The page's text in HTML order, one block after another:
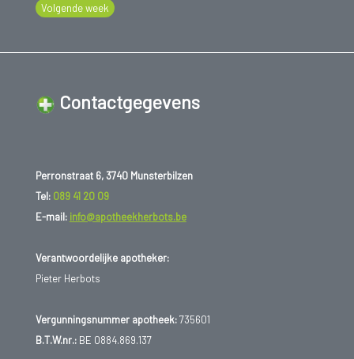
Volgende week
Contactgegevens
Perronstraat 6, 3740 Munsterbilzen
Tel: 089 41 20 09
E-mail: info@apotheekherbots.be
Verantwoordelijke apotheker:
Pieter Herbots
Vergunningsnummer apotheek:735601
B.T.W.nr.:BE 0884.869.137